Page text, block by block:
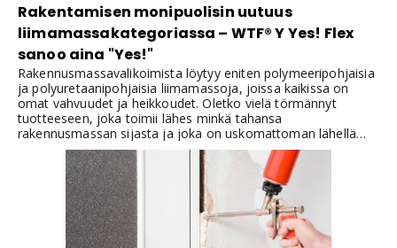
Rakentamisen monipuolisin uutuus
liimamassakategoriassa – WTF® Y Yes! Flex
sanoo aina "Yes!"
Rakennusmassavalikoimista löytyy eniten polymeeripohjaisia
ja polyuretaanipohjaisia liimamassoja, joissa kaikissa on
omat vahvuudet ja heikkoudet. Oletko vielä törmännyt
tuotteeseen, joka toimii lähes minkä tahansa
rakennusmassan sijasta ja joka on uskomattoman lähellä
levitys- sekä tiivistysominaisuuksiltaan silikonia?Ajatus
yhdestä “yleismassasta” houkuttelee erityisesti silloin, kun
työmaalla halutaan vähentää tuotteiden määrää ja
nopeuttaa työskentelyä.– Olisi se elämä paljon helpompaa,
kun ei tarvittis montaa eri putkiloa jokaiselle työmaalle
hommata, huomauttaa kireällä aikataululla urakkaa vääntävä
Raksan Rampe.